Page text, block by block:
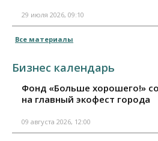
29 июля 2026, 09:10
Все материалы
Бизнес календарь
Фонд «Больше хорошего!»
на главный экофест города
09 августа 2026, 12:00